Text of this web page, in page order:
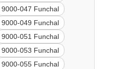
9000-047 Funchal
9000-049 Funchal
9000-051 Funchal
9000-053 Funchal
9000-055 Funchal